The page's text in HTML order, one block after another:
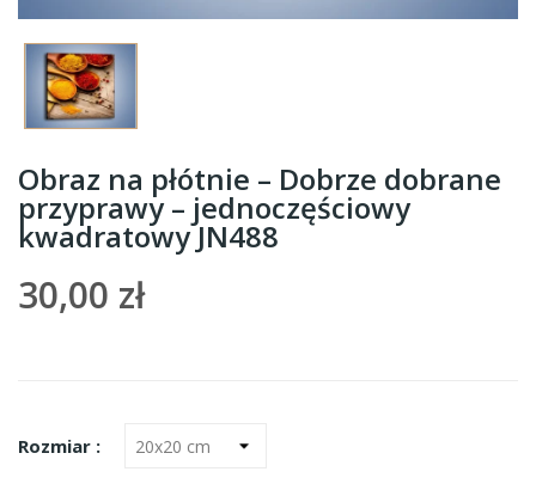
Obraz na płótnie – Dobrze dobrane
przyprawy – jednoczęściowy
kwadratowy JN488
30,00 zł
Rozmiar :